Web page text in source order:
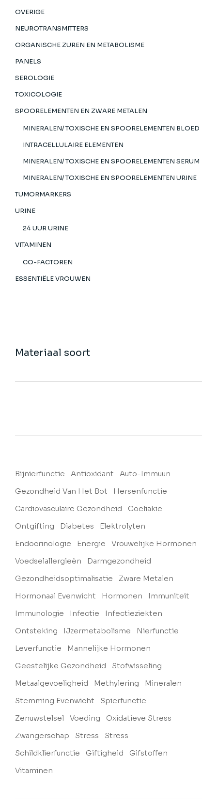
OVERIGE
NEUROTRANSMITTERS
ORGANISCHE ZUREN EN METABOLISME
PANELS
SEROLOGIE
TOXICOLOGIE
SPOORELEMENTEN EN ZWARE METALEN
MINERALEN/ TOXISCHE EN SPOORELEMENTEN BLOED
INTRACELLULAIRE ELEMENTEN
MINERALEN/ TOXISCHE EN SPOORELEMENTEN SERUM
MINERALEN/ TOXISCHE EN SPOORELEMENTEN URINE
TUMORMARKERS
URINE
24 UUR URINE
VITAMINEN
CO-FACTOREN
ESSENTIËLE VROUWEN
Materiaal soort
Bijnierfunctie Antioxidant
Auto-Immuun
Gezondheid Van Het Bot
Hersenfunctie
Cardiovasculaire Gezondheid
Coeliakie
Ontgifting
Diabetes
Elektrolyten
Endocrinologie
Energie
Vrouwelijke Hormonen
Voedselallergieën
Darmgezondheid
Gezondheidsoptimalisatie
Zware Metalen
Hormonaal Evenwicht
Hormonen
Immuniteit
Immunologie
Infectie
Infectieziekten
Ontsteking
IJzermetabolisme
Nierfunctie
Leverfunctie
Mannelijke Hormonen
Geestelijke Gezondheid
Stofwisseling
Metaalgevoeligheid
Methylering
Mineralen
Stemming Evenwicht
Spierfunctie
Zenuwstelsel
Voeding
Oxidatieve Stress
Zwangerschap
Stress
Stress
Schildklierfunctie
Giftigheid
Gifstoffen
Vitaminen